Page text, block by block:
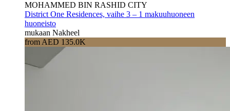
MOHAMMED BIN RASHID CITY
District One Residences, vaihe 3 – 1 makuuhuoneen
huoneisto
mukaan Nakheel
from AED 135.0K